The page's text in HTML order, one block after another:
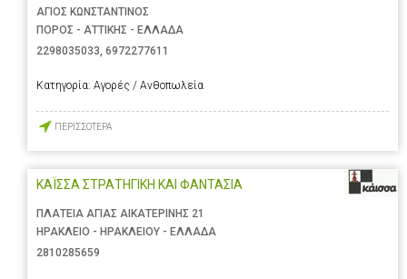
ΑΓΙΟΣ ΚΩΝΣΤΑΝΤΙΝΟΣ
ΠΟΡΟΣ - ΑΤΤΙΚΗΣ - ΕΛΛΑΔΑ
2298035033, 6972277611
Κατηγορία: Αγορές / Ανθοπωλεία
ΠΕΡΙΣΣΟΤΕΡΑ
ΚΑΪΣΣΑ ΣΤΡΑΤΗΓΙΚΗ ΚΑΙ ΦΑΝΤΑΣΙΑ
ΠΛΑΤΕΙΑ ΑΓΙΑΣ ΑΙΚΑΤΕΡΙΝΗΣ 21
ΗΡΑΚΛΕΙΟ - ΗΡΑΚΛΕΙΟΥ - ΕΛΛΑΔΑ
2810285659